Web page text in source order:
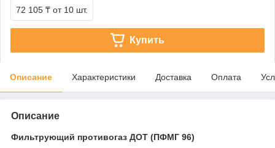
72 105 ₸ от 10 шт.
Купить
Описание Характеристики Доставка Оплата
Описание
Фильтрующий противогаз ДОТ (ПФМГ 96)